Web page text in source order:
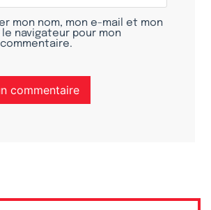
mon nom, mon e-mail et mon
navigateur pour mon